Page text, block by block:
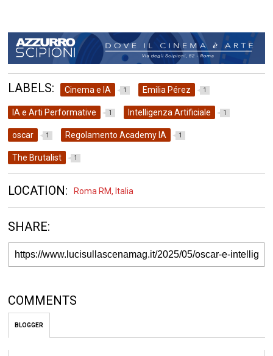
LABELS: Cinema e IA 1 Emilia Pérez 1
IA e Arti Performative 1 Intelligenza Artificiale 1
oscar 1 Regolamento Academy IA 1
The Brutalist 1
LOCATION: Roma RM, Italia
SHARE:
COMMENTS
BLOGGER